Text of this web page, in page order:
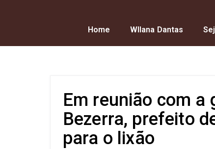
Home Wllana Dantas
Em reunião com a
Bezerra, prefeito
para o lixão